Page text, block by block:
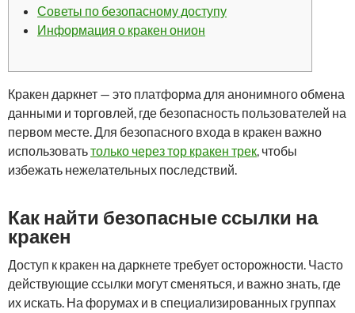
Советы по безопасному доступу
Информация о кракен онион
Кракен даркнет — это платформа для анонимного обмена
данными и торговлей, где безопасность пользователей на
первом месте. Для безопасного входа в кракен важно
использоватьтолько через тор кракен трек, чтобы
избежать нежелательных последствий.
Как найти безопасные ссылки на
кракен
Доступ к кракен на даркнете требует осторожности. Часто
действующие ссылки могут сменяться, и важно знать, где
их искать. На форумах и в специализированных группах